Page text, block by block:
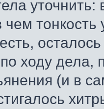
чем тонкость
ходу дела,
(и в